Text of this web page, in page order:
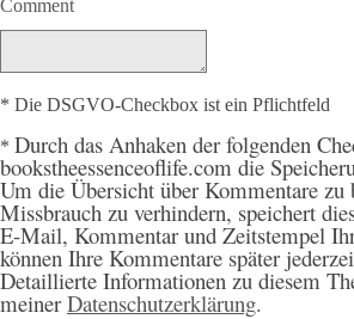
Comment
* Die DSGVO-Checkbox ist ein Pflichtfeld
* Durch das Anhaken der folgenden
bookstheessenceoflife.com die
Um die Übersicht über Kommentare zu
Missbrauch zu verhindern, speichert
E-Mail, Kommentar und Zeitstempel
können Ihre Kommentare später
Detaillierte Informationen zu diesem
meiner Datenschutzerklärung.